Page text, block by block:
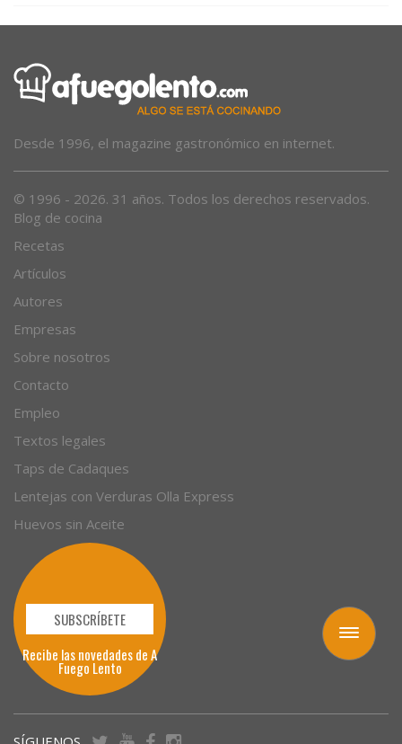
Toggle
navigation
Desde 1996, el magazine gastronómico en internet.
© 1996 - 2026. 31 años. Todos los derechos reservados.
Blog de cocina
Recetas
Artículos
Autores
Empresas
Sobre nosotros
Contacto
Empleo
Textos legales
Taps de Cadaques
Lentejas con Verduras Olla Express
Huevos sin Aceite
SUBSCRÍBETE
Recibe las novedades de A
Fuego Lento